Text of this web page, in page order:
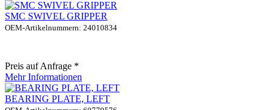
SMC SWIVEL GRIPPER
OEM-Artikelnummern: 24010834
Preis auf Anfrage *
Mehr Informationen
BEARING PLATE, LEFT